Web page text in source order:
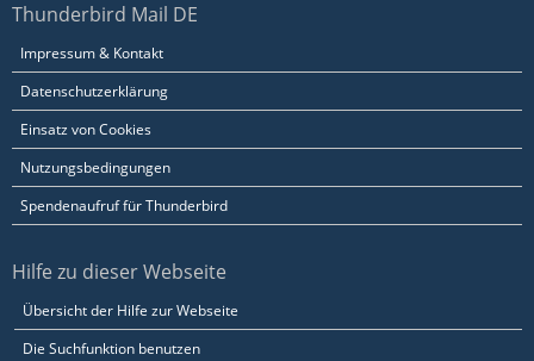
Thunderbird Mail DE
Impressum & Kontakt
Datenschutzerklärung
Einsatz von Cookies
Nutzungsbedingungen
Spendenaufruf für Thunderbird
Hilfe zu dieser Webseite
Übersicht der Hilfe zur Webseite
Die Suchfunktion benutzen